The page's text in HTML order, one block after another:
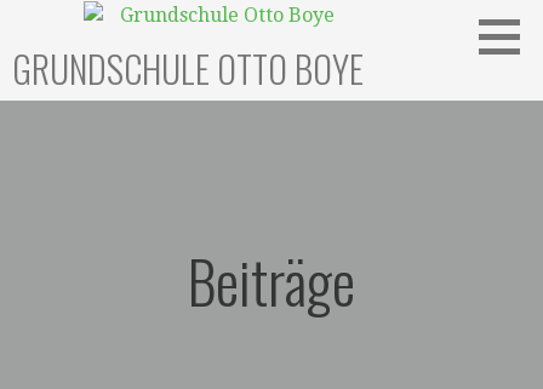
springen
GRUNDSCHULE OTTO BOYE
Beiträge